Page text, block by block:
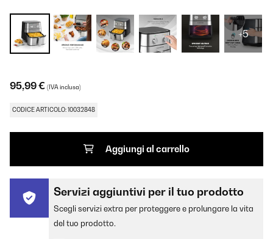
+5
95,99 € (IVA inclusa)
CODICE ARTICOLO: 10032848
Aggiungi al carrello
Servizi aggiuntivi per il tuo prodotto
Scegli servizi extra per proteggere e prolungare la vita
del tuo prodotto.